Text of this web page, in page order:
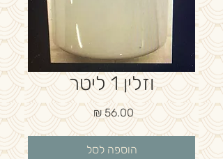
וזלין 1 ליטר
‏56.00 ‏₪ מחיר
הוספה לסל